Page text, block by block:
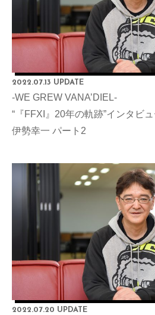
2022.07.13 UPDATE
-WE GREW VANA’DIEL-
“『FFXI』20年の軌跡”インタビ
伊勢幸一 パート2
2022.07.20 UPDATE